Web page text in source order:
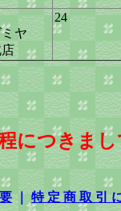
につきま
ヤ
24
｜特 定 商 取 引